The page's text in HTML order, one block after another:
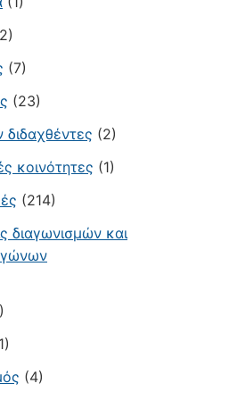
(7)
(23)
διδαχθέντες (2)
κοινότητες (1)
(214)
διαγωνισμών και
(4)